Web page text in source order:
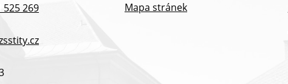
525 269
Mapa stránek